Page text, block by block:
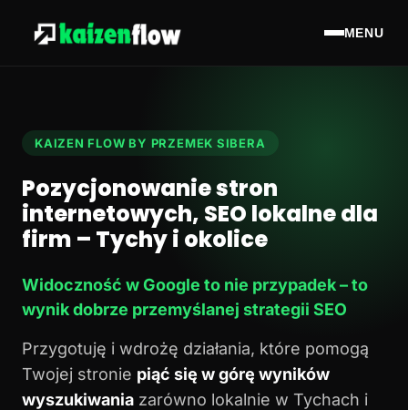
MENU
KAIZEN FLOW BY PRZEMEK SIBERA
Pozycjonowanie stron
internetowych, SEO lokalne dla
firm – Tychy i okolice
Widoczność w Google to nie przypadek – to
wynik dobrze przemyślanej strategii SEO
Przygotuję i wdrożę działania, które pomogą
Twojej stronie piąć się w górę wyników
wyszukiwania zarówno lokalnie w Tychach i